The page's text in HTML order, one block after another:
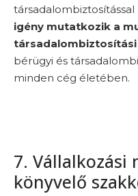
igény mutatkozik a
bérügyi és
minden cég életében.
7. Vállalkozási
könyvelő